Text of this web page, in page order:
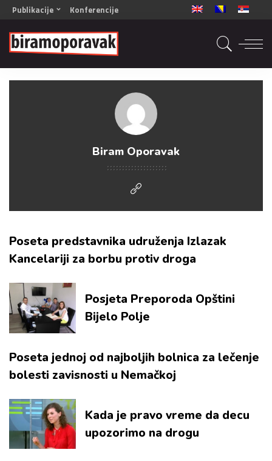
Publikacije
OPORAVAK- Naš zajednički cilj BiH/CG
OPORAVAK- Naš zajednički cilj SRB
RECOVERY- Our common goal ENG
Konferencije
Biram Oporavak
Poseta predstavnika udruženja Izlazak
Kancelariji za borbu protiv droga
Posjeta Preporoda Opštini
Bijelo Polje
Poseta jednoj od najboljih bolnica za lečenje
bolesti zavisnosti u Nemačkoj
Kada je pravo vreme da decu
upozorimo na drogu